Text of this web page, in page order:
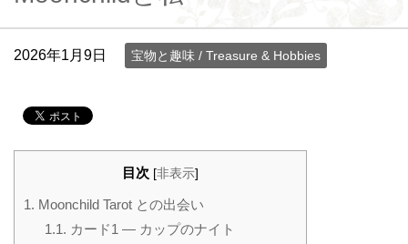
2026年1月9日 宝物と趣味 / Treasure & Hobbies
目次 [非表示]
1. Moonchild Tarot との出会い
1.1. カード1 — カップのナイト